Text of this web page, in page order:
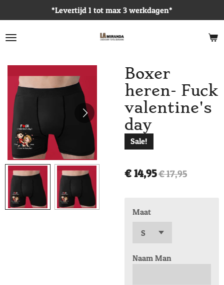
direct
naar
*Levertijd 1 tot max 3 werkdagen*
Boxer
heren- Fuck
valentine's
day
Sale!
€ 14,95€ 17,95
Maat
Naam Man